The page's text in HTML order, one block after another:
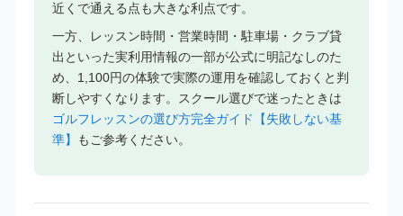
近くで通える点も大きな利点です。
一方、レッスン時間・営業時間・駐車場・クラブ貸
出といった実利用情報の一部が公式に明記なしのた
め、1,100円の体験で実際の運用を確認しておくと判
断しやすくなります。スクール選びで迷ったときは
ゴルフレッスンの選び方完全ガイド【失敗しない基
準】
もご参考ください。